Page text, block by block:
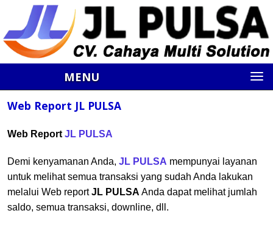
MENU
Web Report JL PULSA
Web Report JL PULSA
Demi kenyamanan Anda, JL PULSA mempunyai layanan
untuk melihat semua transaksi yang sudah Anda lakukan
melalui Web reportJL PULSA Anda dapat melihat jumlah
saldo, semua transaksi, downline, dll.